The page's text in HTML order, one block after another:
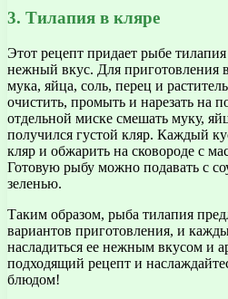
3. Тилапия в кляре
Этот рецепт придает рыбе
нежный вкус. Для приготовления
мука, яйца, соль, перец и
очистить, промыть и нарезать на
отдельной миске смешать муку,
получился густой кляр. Каждый
кляр и обжарить на сковороде с
Готовую рыбу можно подавать с
зеленью.
Таким образом, рыба тилапия
вариантов приготовления, и
насладиться ее нежным вкусом и
подходящий рецепт и
блюдом!